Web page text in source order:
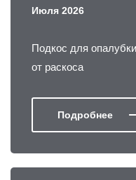
Июля 2026
Подкос для
от раскоса
Подробнее